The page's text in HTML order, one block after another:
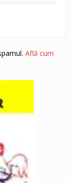
Află cum